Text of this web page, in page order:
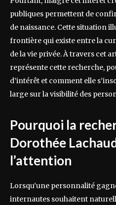
publiques permettent de
de naissance. Cette situation
frontière qui existe entre la
de la vie privée. À travers cet
représente cette recherche,
d’intérêt et comment elle
large sur la visibilité des
Pourquoi la
Dorothée
l’attention
Lorsqu’une personnalité
internautes souhaitent